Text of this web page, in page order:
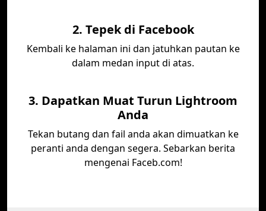
2. Tepek di Facebook
Kembali ke halaman ini dan jatuhkan pautan ke
dalam medan input di atas.
3. Dapatkan Muat Turun Lightroom
Anda
Tekan butang dan fail anda akan dimuatkan ke
peranti anda dengan segera. Sebarkan berita
mengenai Faceb.com!